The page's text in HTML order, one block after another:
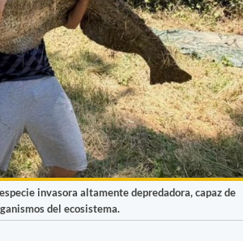
invasora altamente depredadora, capaz de
del ecosistema.